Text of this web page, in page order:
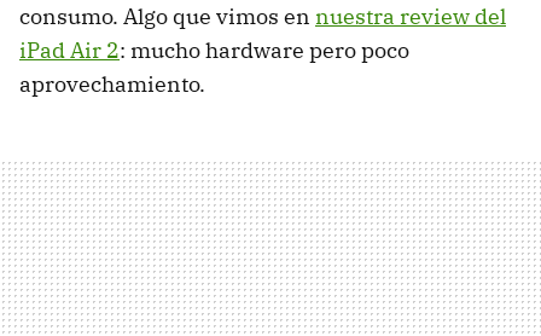
consumo. Algo que vimos en nuestra review del
iPad Air 2: mucho hardware pero poco
aprovechamiento.